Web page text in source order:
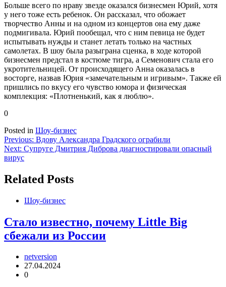
Больше всего по нраву звезде оказался бизнесмен Юрий, хотя
у него тоже есть ребенок. Он рассказал, что обожает
творчество Анны и на одном из концертов она ему даже
подмигивала. Юрий пообещал, что с ним певица не будет
испытывать нужды и станет летать только на частных
самолетах. В шоу была разыграна сценка, в ходе которой
бизнесмен предстал в костюме тигра, а Семенович стала его
укротительницей. От происходящего Анна оказалась в
восторге, назвав Юрия «замечательным и игривым». Также ей
пришлись по вкусу его чувство юмора и физическая
комплекция: «Плотненький, как я люблю».
0
Posted in Шоу-бизнес
Навигация
по
Previous: Вдову Александра Градского ограбили
Next: Супруге Дмитрия Диброва диагностировали опасный
вирус
Related Posts
Шоу-бизнес
Стало известно, почему Little Big
сбежали из России
netversion
27.04.2024
0